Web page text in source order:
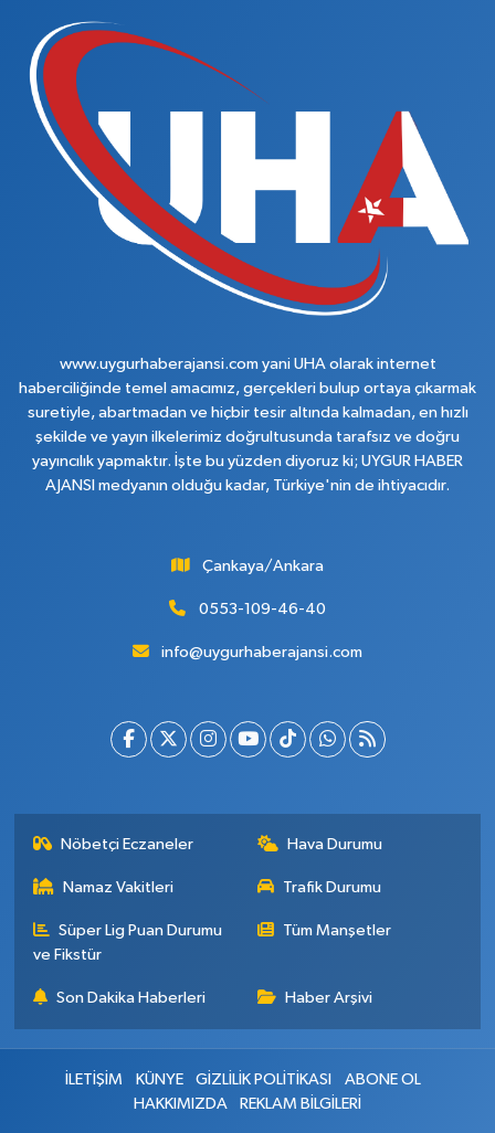
www.uygurhaberajansi.com yani UHA olarak internet
haberciliğinde temel amacımız, gerçekleri bulup ortaya çıkarmak
suretiyle, abartmadan ve hiçbir tesir altında kalmadan, en hızlı
şekilde ve yayın ilkelerimiz doğrultusunda tarafsız ve doğru
yayıncılık yapmaktır. İşte bu yüzden diyoruz ki; UYGUR HABER
AJANSI medyanın olduğu kadar, Türkiye'nin de ihtiyacıdır.
Çankaya/Ankara
0553-109-46-40
info@uygurhaberajansi.com
Nöbetçi Eczaneler Hava Durumu
Namaz Vakitleri Trafik Durumu
Süper Lig Puan Durumu
ve Fikstür
Tüm Manşetler
Son Dakika Haberleri Haber Arşivi
İLETİŞİM KÜNYE GİZLİLİK POLİTİKASI
ABONE OL
HAKKIMIZDA
REKLAM BİLGİLERİ